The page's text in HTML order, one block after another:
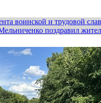
воинской и трудовой
поздравил